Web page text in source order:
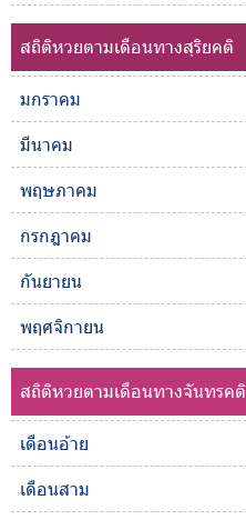
สถิติหวยตามเดือนทางสุริยคติ
มกราคม
มีนาคม
พฤษภาคม
กรกฎาคม
กันยายน
พฤศจิกายน
สถิติหวยตามเดือนทางจันทรคติ
เดือนอ้าย
เดือนสาม